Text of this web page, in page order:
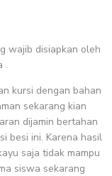
wajib disiapkan oleh
.
kursi dengan bahan
sekarang kian
dijamin bertahan
besi ini. Karena hasil
saja tidak mampu
siswa sekarang